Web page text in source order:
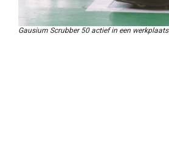
Gausium Scrubber 50 actief in een werkplaats